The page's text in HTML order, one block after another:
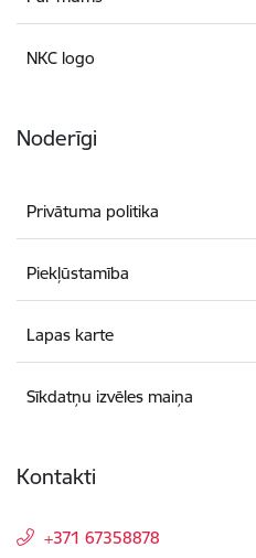
NKC logo
Noderīgi
Privātuma politika
Piekļūstamība
Lapas karte
Sīkdatņu izvēles maiņa
Kontakti
+371 67358878